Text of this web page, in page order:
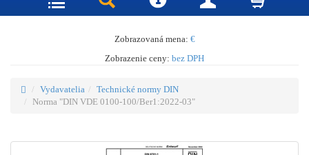
Zobrazovaná mena: €
Zobrazenie ceny: bez DPH
Vydavatelia
Technické normy DIN
Norma "DIN VDE 0100-100/Ber1:2022-03"